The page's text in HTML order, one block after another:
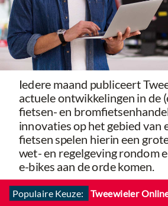
Iedere maand publiceert
actuele ontwikkelingen in de
fietsen- en
innovaties op het gebied van
fietsen spelen hierin een
wet- en regelgeving rondom
e-bikes aan de orde komen.
Populaire Keuze: Tweewieler